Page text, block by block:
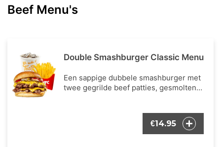
Beef Menu's
Double Smashburger Classic Menu
Een sappige dubbele smashburger met
twee gegrilde beef patties, gesmolten
augurkenschijfjes en een klassieke mix
van ketchup & mosterd. Inclusief een
portie Franse frietjes en een frisdrank
€14.95